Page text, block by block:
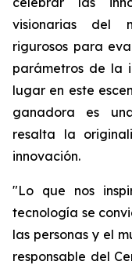
visionarias del
rigurosos para
parámetros de la
lugar en este
ganadora es
resalta la
innovación.
"Lo que nos
tecnología se
las personas y el
responsable del